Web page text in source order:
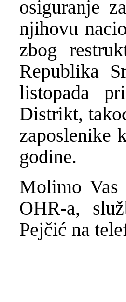
osiguranje
njihovu
zbog
Republika
listopada
Distrikt, tako
zaposlenike
godine.
Molimo Vas
OHR-a, služ
Pejčić na